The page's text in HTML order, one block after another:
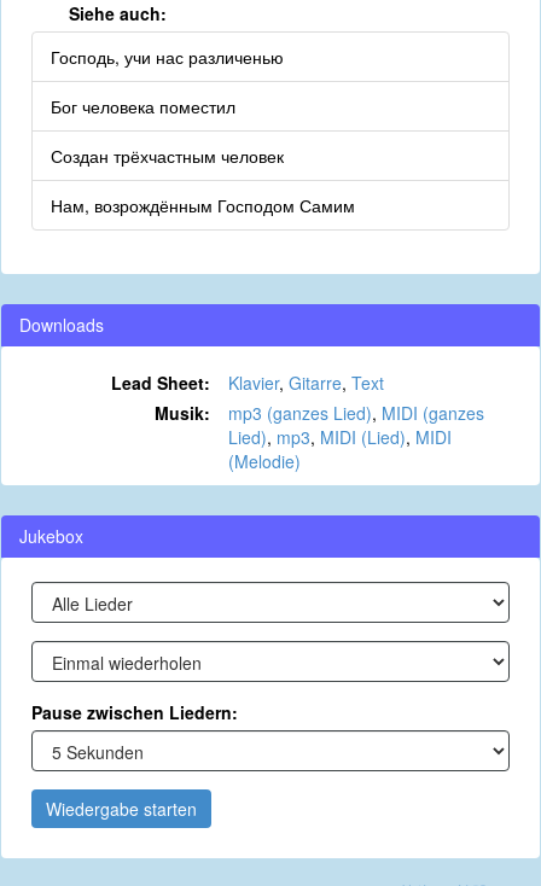
Siehe auch:
Господь, учи нас различенью
Бог человека поместил
Создан трёхчастным человек
Нам, возрождённым Господом Самим
Downloads
Lead Sheet: Klavier, Gitarre, Text
Musik:
mp3 (ganzes Lied), MIDI (ganzes
Lied), mp3, MIDI (Lied), MIDI
(Melodie)
Jukebox
Pause zwischen Liedern:
Wiedergabe starten